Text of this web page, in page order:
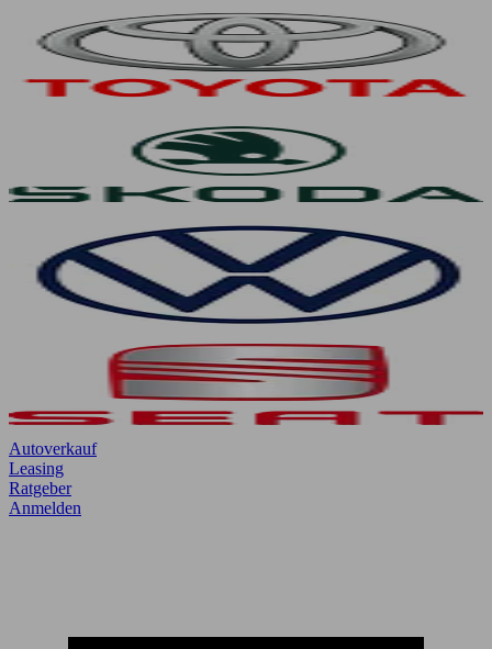
Autoverkauf
Leasing
Ratgeber
Anmelden